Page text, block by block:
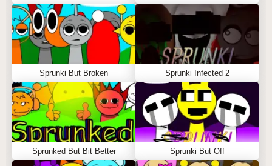
Sprunki But Broken Sprunki Infected 2
Sprunked But Bit Better Sprunki But Off